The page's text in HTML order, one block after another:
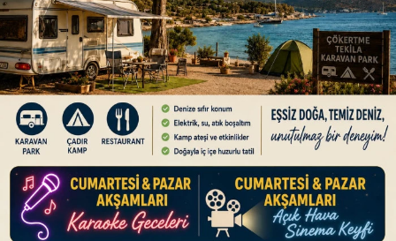
ENGLISH
29.06.2026 - 19:20, Güncelleme: 29.06.2026 - 19:20
Turkish player advances at All England Club
with victory over American Ann Li
ABONE OL